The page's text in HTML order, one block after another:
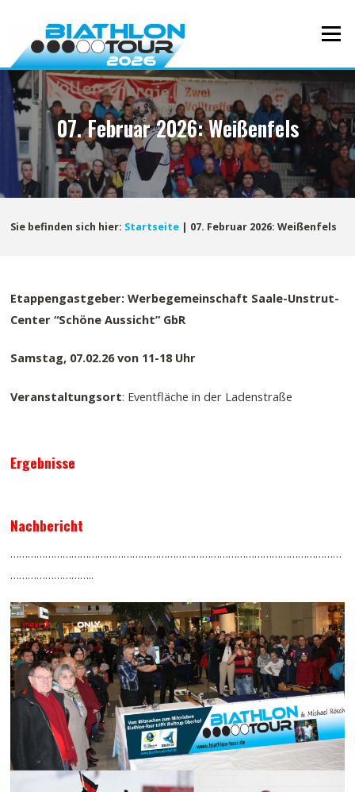
Inhalt
Menü
07. Februar 2026: Weißenfels
Sie befinden sich hier: Startseite | 07. Februar 2026: Weißenfels
Etappengastgeber: Werbegemeinschaft Saale-Unstrut-
Center “Schöne Aussicht” GbR
Samstag, 07.02.26 von 11-18 Uhr
Veranstaltungsort: Eventfläche in der Ladenstraße
Ergebnisse
Nachbericht
……………………………………………………………………………………………………
………………………..